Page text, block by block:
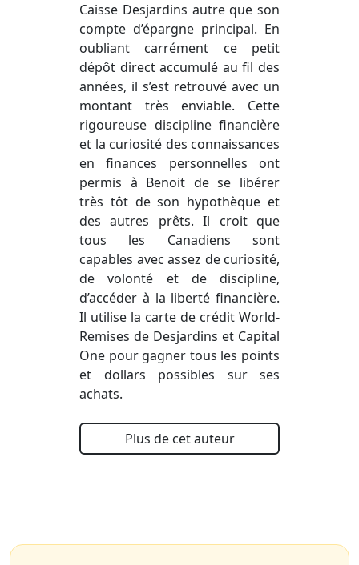
Caisse Desjardins autre que son
compte d’épargne principal. En
oubliant carrément ce petit
dépôt direct accumulé au fil des
années, il s’est retrouvé avec un
montant très enviable. Cette
rigoureuse discipline financière
et la curiosité des connaissances
en finances personnelles ont
permis à Benoit de se libérer
très tôt de son hypothèque et
des autres prêts. Il croit que
tous les Canadiens sont
capables avec assez de curiosité,
de volonté et de discipline,
d’accéder à la liberté financière.
Il utilise la carte de crédit World-
Remises de Desjardins et Capital
One pour gagner tous les points
et dollars possibles sur ses
achats.
Plus de cet auteur